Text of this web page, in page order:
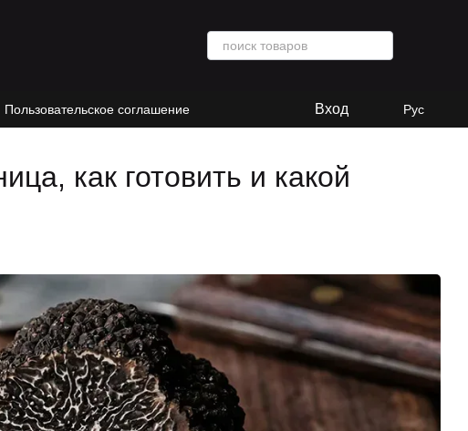
Пользовательское соглашение
Вход Рус
как готовить и какой